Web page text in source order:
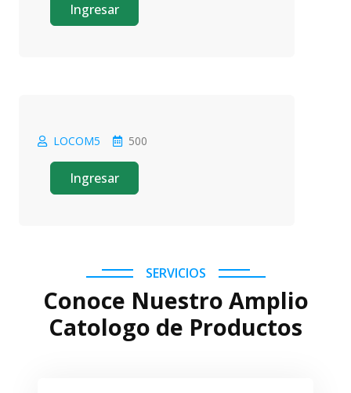
Ingresar
Oferta
LOCOM5 500
Ingresar
SERVICIOS
Conoce Nuestro Amplio
Catologo de Productos